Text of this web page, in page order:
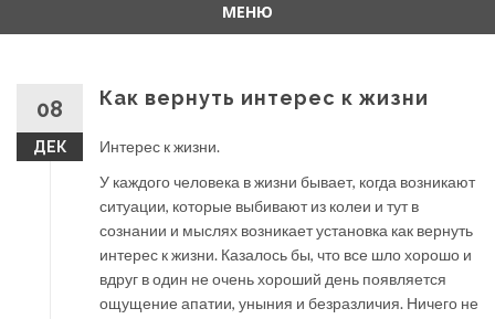
МЕНЮ
08
ДЕК
Как вернуть интерес к жизни
Интерес к жизни.
У каждого человека в жизни бывает, когда возникают
ситуации, которые выбивают из колеи и тут в
сознании и мыслях возникает установка как вернуть
интерес к жизни. Казалось бы, что все шло хорошо и
вдруг в один не очень хороший день появляется
ощущение апатии, уныния и безразличия. Ничего не